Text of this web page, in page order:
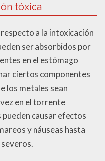
tóxica
a la intoxicación
ser absorbidos por
en el estómago
ciertos componentes
los metales sean
en el torrente
causar efectos
y náuseas hasta